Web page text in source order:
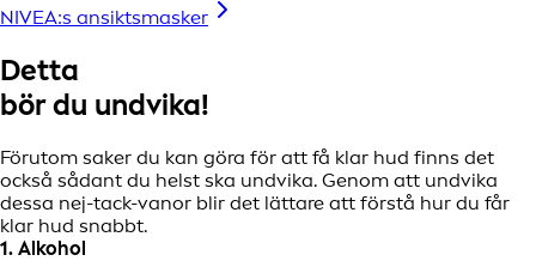
NIVEA:s ansiktsmasker
Detta
bör du undvika!
Förutom saker du kan göra för att få klar hud finns det
också sådant du helst ska undvika. Genom att undvika
dessa nej-tack-vanor blir det lättare att förstå hur du får
klar hud snabbt.
1. Alkohol